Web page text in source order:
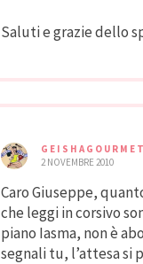
Saluti e grazie dello
GEISHAGOURMET
2 NOVEMBRE 2010
Caro Giuseppe,
che leggi in corsivo
piano Iasma, non è
segnali tu, l’attesa si